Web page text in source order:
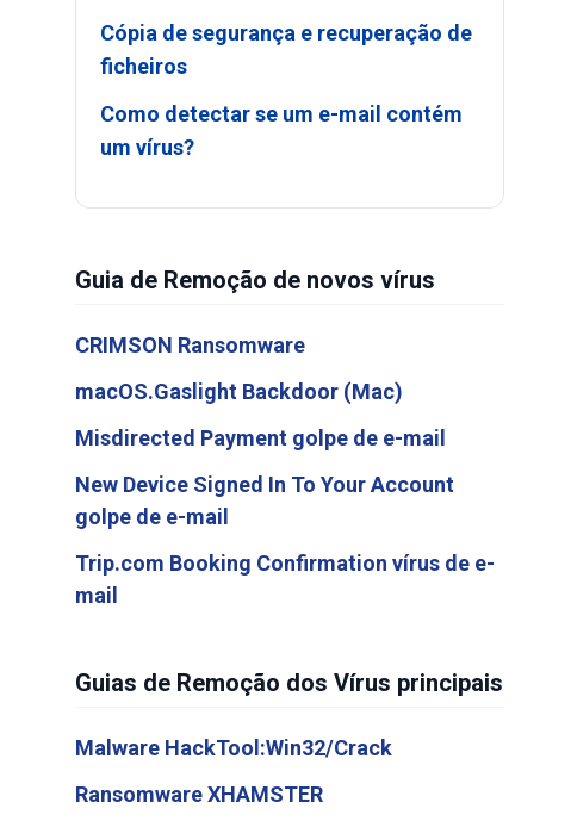
Cópia de segurança e recuperação de
ficheiros
Como detectar se um e-mail contém
um vírus?
Guia de Remoção de novos vírus
CRIMSON Ransomware
macOS.Gaslight Backdoor (Mac)
Misdirected Payment golpe de e-mail
New Device Signed In To Your Account
golpe de e-mail
Trip.com Booking Confirmation vírus de e-
mail
Guias de Remoção dos Vírus principais
Malware HackTool:Win32/Crack
Ransomware XHAMSTER